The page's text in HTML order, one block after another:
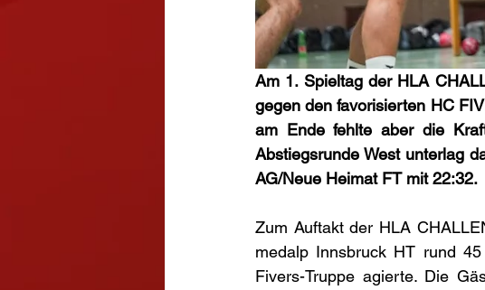
Am 1. Spieltag der HLA
gegen den favorisierten HC
am Ende fehlte aber die
Abstiegsrunde West unterlag
AG/Neue Heimat FT mit 22:32.
Zum Auftakt der HLA
medalp Innsbruck HT rund
Fivers-Truppe agierte. Die